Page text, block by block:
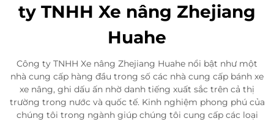
ty TNHH Xe nâng Zhejiang
Huahe
Công ty TNHH Xe nâng Zhejiang Huahe nổi bật như một
nhà cung cấp hàng đầu trong số các nhà cung cấp bánh xe
xe nâng, ghi dấu ấn nhờ danh tiếng xuất sắc trên cả thị
trường trong nước và quốc tế. Kinh nghiệm phong phú của
chúng tôi trong ngành giúp chúng tôi cung cấp các loại